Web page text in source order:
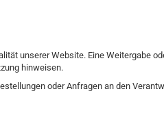
unserer Website. Eine Weitergabe
hinweisen.
oder Anfragen an den